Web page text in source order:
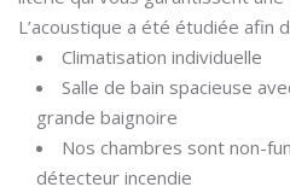
L’acoustique a été étudiée afin
Climatisation individuelle
Salle de bain spacieuse
grande baignoire
Nos chambres sont non-
détecteur incendie